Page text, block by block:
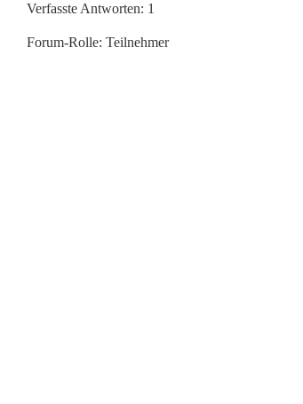
Verfasste Antworten: 1
Forum-Rolle: Teilnehmer